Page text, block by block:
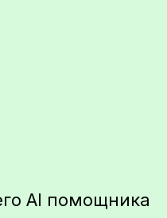
AI помощника